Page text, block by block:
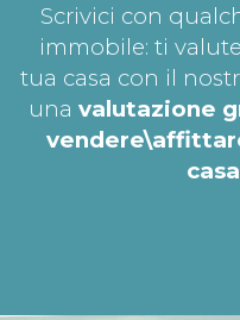
Scrivici con
immobile: ti
tua casa con il
una valutazione